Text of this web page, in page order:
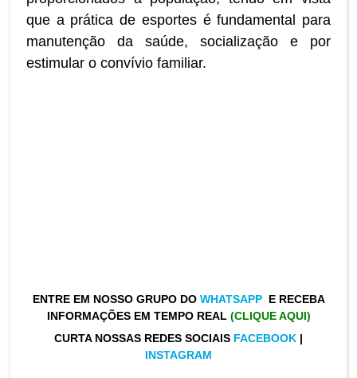
que a prática de esportes é fundamental para
manutenção da saúde, socialização e por
estimular o convívio familiar.
ENTRE EM NOSSO GRUPO DO WHATSAPP E RECEBA
INFORMAÇÕES EM TEMPO REAL (CLIQUE AQUI)
CURTA NOSSAS REDES SOCIAIS FACEBOOK |
INSTAGRAM